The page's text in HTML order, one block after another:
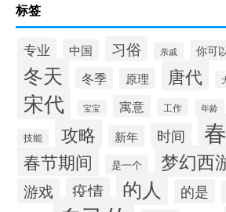
标签
专业 中国 习俗 亲戚 你可
冬天 冬季 原理 唐代
宋代 宝宝 寓意 工作 年龄
技能 攻略 新年 时间
春节期间 是一个 梦幻西
游戏 疫情 的人 的是